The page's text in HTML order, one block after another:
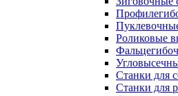
Роликовые
Станки для
Станки для